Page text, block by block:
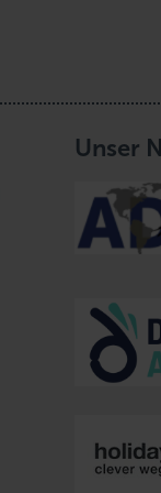
Unser